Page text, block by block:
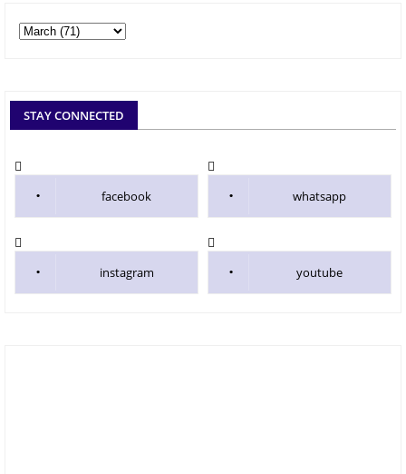
STAY CONNECTED
facebook whatsapp
instagram youtube